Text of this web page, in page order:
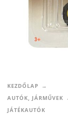
KEZDŐLAP
AUTÓK, JÁRMŰVEK
JÁTÉKAUTÓK